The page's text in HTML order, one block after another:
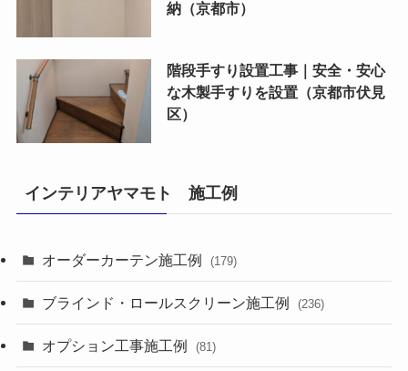
納（京都市）
階段手すり設置工事｜安全・安心
な木製手すりを設置（京都市伏見
区）
インテリアヤマモト 施工例
オーダーカーテン施工例 (179)
ブラインド・ロールスクリーン施工例 (236)
オプション工事施工例 (81)